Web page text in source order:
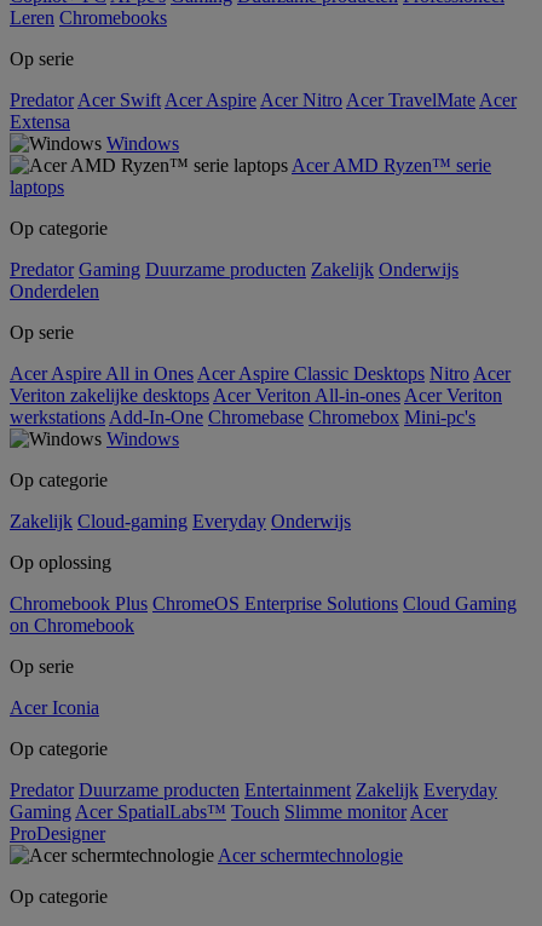
Leren Chromebooks
Op serie
Predator Acer Swift Acer Aspire Acer Nitro Acer TravelMate Acer
Extensa
Windows
Acer AMD Ryzen™ serie
laptops
Op categorie
Predator Gaming Duurzame producten Zakelijk Onderwijs
Onderdelen
Op serie
Acer Aspire All in Ones Acer Aspire Classic Desktops Nitro Acer
Veriton zakelijke desktops Acer Veriton All-in-ones Acer Veriton
werkstations Add-In-One Chromebase Chromebox Mini-pc's
Windows
Op categorie
Zakelijk Cloud-gaming Everyday Onderwijs
Op oplossing
Chromebook Plus ChromeOS Enterprise Solutions Cloud Gaming
on Chromebook
Op serie
Acer Iconia
Op categorie
Predator Duurzame producten Entertainment Zakelijk Everyday
Gaming Acer SpatialLabs™ Touch Slimme monitor Acer
ProDesigner
Acer schermtechnologie
Op categorie